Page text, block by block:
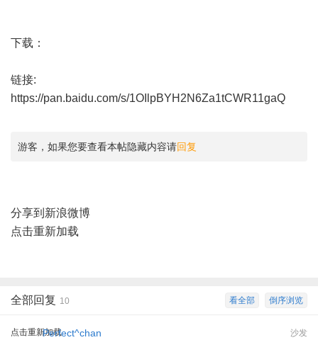
下载：
链接:
https://pan.baidu.com/s/1OIlpBYH2N6Za1tCWR11gaQ
游客，如果您要查看本帖隐藏内容请回复
分享到新浪微博
点击重新加载
倒序浏览
看全部
全部回复 10
点击重新加载 沙发
Perfect^chan